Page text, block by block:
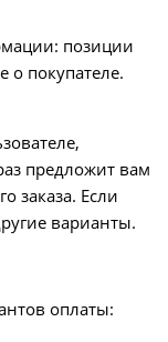
позиции
о покупателе.
предложит вам
заказа. Если
варианты.
оплаты: